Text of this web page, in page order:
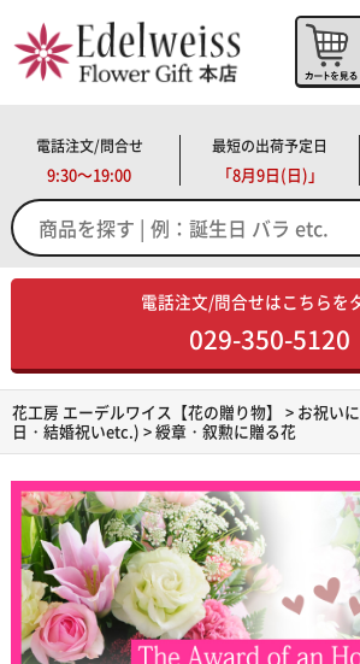
電話注文/問合せ
9:30～19:00
最短の出荷予定日
「8月9日(日)」
電話注文/問合せはこちらを
029-350-5120
花工房 エーデルワイス【花の贈り物】 > お祝い
日・結婚祝いetc.) > 綬章・叙勲に贈る花